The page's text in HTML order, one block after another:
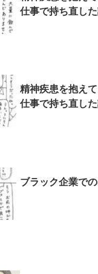
仕事で持ち直し
精神疾患を抱え
仕事で持ち直し
ブラック企業で